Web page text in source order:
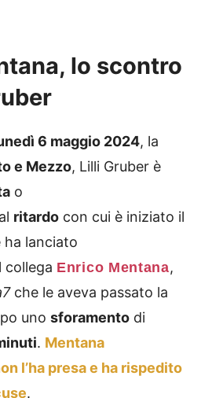
lo scontro
6 maggio 2024, la
e Mezzo, Lilli Gruber è
o
ritardo con cui è iniziato il
ha lanciato
collega Enrico Mentana,
che le aveva passato la
uno sforamento di
. Mentana
l’ha presa e ha rispedito
.